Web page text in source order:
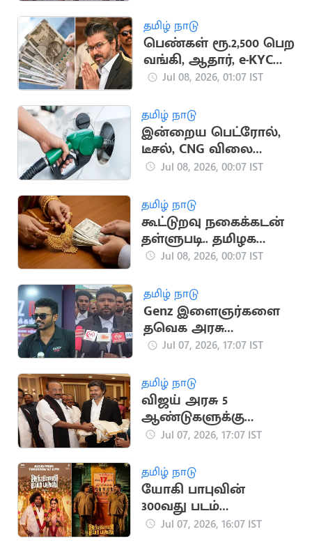
வாய்ப்பு
தமிழ் நாடு
பெண்கள் ரூ.2,500 பெற
வங்கி, ஆதார், e-KYC
அவசியம்
Jul 08, 2026, 01:07 IST
தமிழ் நாடு
இன்றைய பெட்ரோல்,
டீசல், CNG விலை
நிலவரம்
Jul 08, 2026, 00:07 IST
தமிழ் நாடு
கூட்டுறவு நகைக்கடன்
தள்ளுபடி.. தமிழக
அரசு ஆய்வு
Jul 08, 2026, 00:07 IST
தமிழ் நாடு
Genz இளைஞர்களை
தவெக அரசு
ஒடுக்குவதாக
Jul 07, 2026, 17:07 IST
தமிழ் நாடு
விஜய் அரசு 5
ஆண்டுகளுக்கு
தொடரும்! - வைகோ
Jul 07, 2026, 17:07 IST
தமிழ் நாடு
யோகி பாபுவின்
300வது படம்
'அர்ஜுனன் பேர் பத்து'
Jul 07, 2026, 16:07 IST